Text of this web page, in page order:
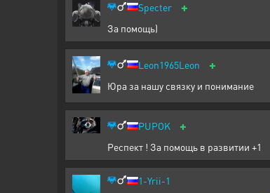
Specter +
За помощь)
Leon1965Leon +
Юра за нашу связку и понимание
PUPOK +
Респект ! За помощь в развитии +1
1-Yrii-1